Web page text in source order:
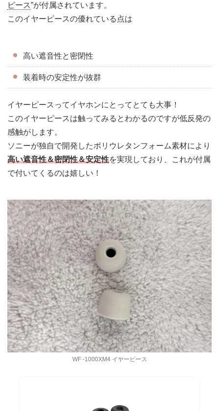
ピース”が付属されています。
このイヤーピースの優れている点は
高い遮音性と密閉性
装着時の安定性が抜群
イヤーピースってイヤホンにとってとても大事！
このイヤーピースは触ってみるとわかるのですが低反発の
感触がします。
ソニーが独自で開発したポリウレタンフォーム素材により
高い遮音性＆密閉性＆安定性を実現しており、これが付属
で付いてくるのは嬉しい！
WF -1000XM4 イヤーピース